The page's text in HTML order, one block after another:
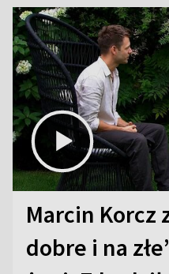
Marcin Korcz
dobre i na